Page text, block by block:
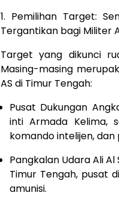
1. Pemilihan Target:
Tergantikan bagi Militer
Target yang dikunci
Masing-masing
AS di Timur Tengah:
Pusat Dukungan
inti Armada Kelima,
komando intelijen,
Pangkalan Udara Ali
Timur Tengah, pusat
amunisi.